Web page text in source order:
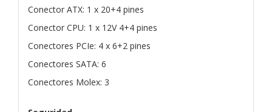
Conector ATX: 1 x 20+4 pines
Conector CPU: 1 x 12V 4+4 pines
Conectores PCIe: 4 x 6+2 pines
Conectores SATA: 6
Conectores Molex: 3